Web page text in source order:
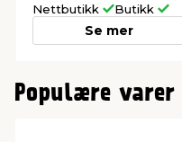
Nettbutikk Butikk
Se mer
Populære varer